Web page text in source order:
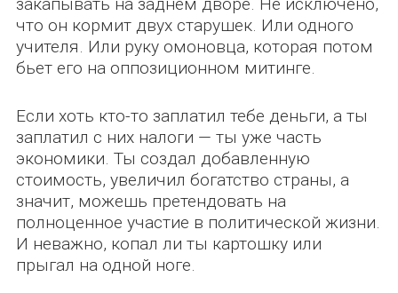
что он кормит двух старушек. Или одного
учителя. Или руку омоновца, которая потом
бьет его на оппозиционном митинге.
Если хоть кто-то заплатил тебе деньги, а ты
заплатил с них налоги — ты уже часть
экономики. Ты создал добавленную
стоимость, увеличил богатство страны, а
значит, можешь претендовать на
полноценное участие в политической жизни.
И неважно, копал ли ты картошку или
прыгал на одной ноге.